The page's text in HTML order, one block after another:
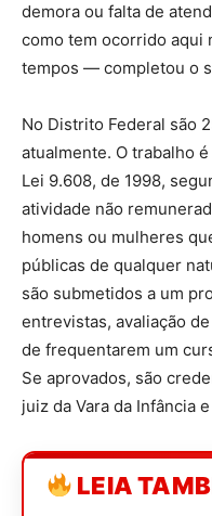
demora ou falta de
como tem ocorrido aqui
tempos — completou o
No Distrito Federal são
atualmente. O trabalho
Lei 9.608, de 1998,
atividade não
homens ou mulheres
públicas de qualquer
são submetidos a um
entrevistas, avaliação
de frequentarem um
Se aprovados, são
juiz da Vara da Infância
LEIA